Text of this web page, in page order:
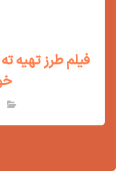
فیلم طرز تهیه